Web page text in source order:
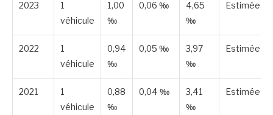
2023
1
véhicule
1,00
‰
0,06 ‰
4,65
‰
Estimée
2022
1
véhicule
0,94
‰
0,05 ‰
3,97
‰
Estimée
2021
1
véhicule
0,88
‰
0,04 ‰
3,41
‰
Estimée